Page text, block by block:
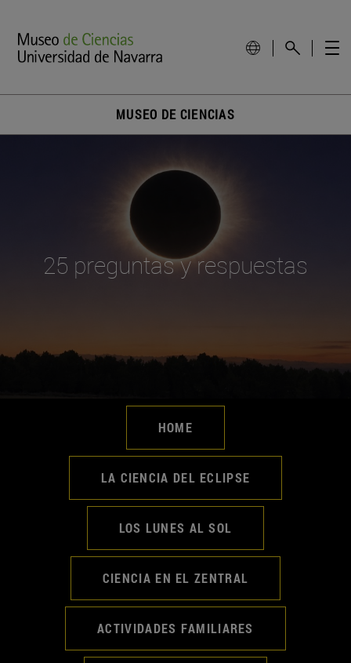
MUSEO DE CIENCIAS
25 preguntas y respuestas
HOME
LA CIENCIA DEL ECLIPSE
LOS LUNES AL SOL
CIENCIA EN EL ZENTRAL
ACTIVIDADES FAMILIARES